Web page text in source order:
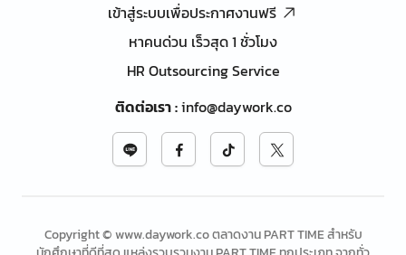
เข้าสู่ระบบเพื่อประกาศงานฟรี
หาคนด่วน เร็วสุด 1 ชั่วโมง
HR Outsourcing Service
ติดต่อเรา:info@daywork.co
Copyright © www.daywork.co ตลาดงาน PART TIME สำหรับ